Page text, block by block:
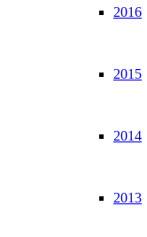
2016
2015
2014
2013